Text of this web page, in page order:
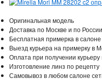
Оригинальная модель
Доставка по Москве и по России
Бесплатная примерка в салоне
Выезд курьера на примерку в
Оплата при получении
Изготовление линз по рецепту
Самовывоз в любом салоне